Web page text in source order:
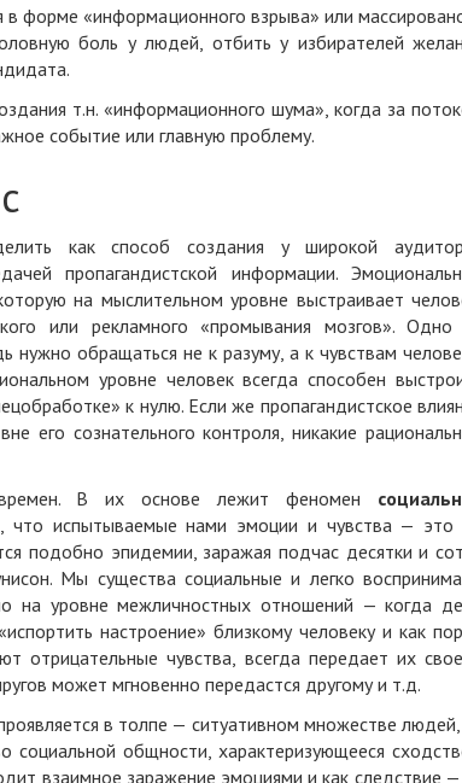
форме «информационного взрыва» или
боль у людей, отбить у избирателей
т.н. «информационного шума», когда за
событие или главную проблему.
как способ создания у широкой
пропагандистской информации.
на мыслительном уровне выстраивает
или рекламного «промывания мозгов». Одно
нужно обращаться не к разуму, а к чувствам
уровне человек всегда способен
к нулю. Если же пропагандистское
его сознательного контроля, никакие
В их основе лежит феномен
что испытываемые нами эмоции и чувства — это
подобно эпидемии, заражая подчас десятки и
Мы существа социальные и легко
на уровне межличностных отношений — когда
настроение» близкому человеку и как
отрицательные чувства, всегда передает их
может мгновенно передастся другому и т.д.
в толпе — ситуативном множестве людей,
социальной общности, характеризующееся
взаимное заражение эмоциями и как следствие